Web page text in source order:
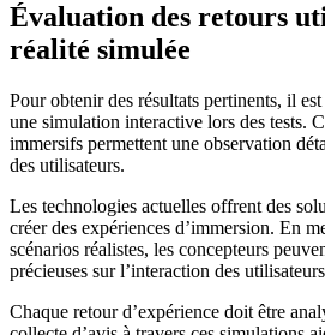
Évaluation des retours
réalité simulée
Pour obtenir des résultats pertinents, il
une simulation interactive lors des tests.
immersifs permettent une observation
des utilisateurs.
Les technologies actuelles offrent des
créer des expériences d’immersion. En
scénarios réalistes, les concepteurs
précieuses sur l’interaction des
Chaque retour d’expérience doit être